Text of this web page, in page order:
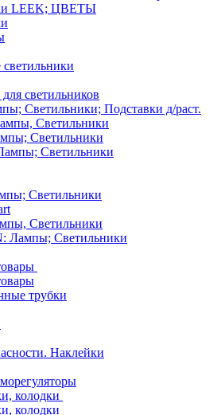
LEEK; ЦВЕТЫ
светильников
Светильники; Подставки д/раст.
Светильники
Светильники
Светильники
Светильники
Светильники
Лампы; Светильники
трубки
Наклейки
колодки
колодки